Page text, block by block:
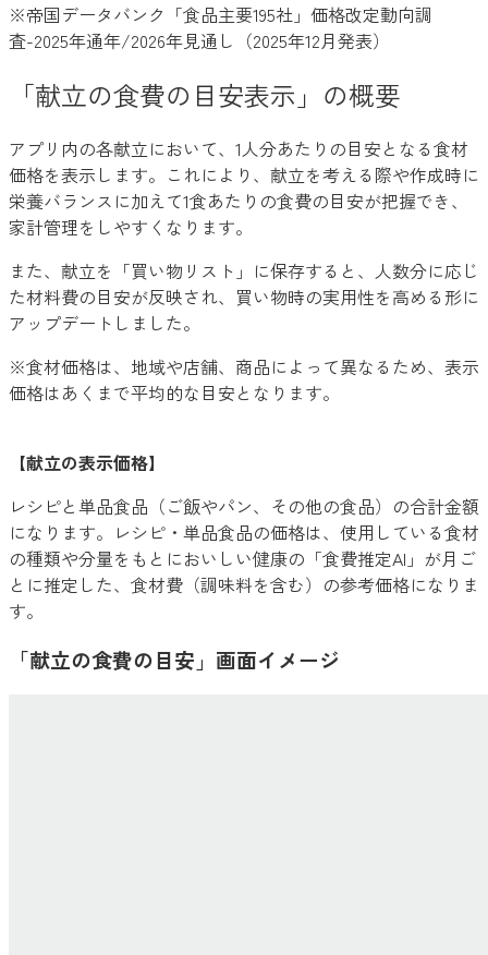
※帝国データバンク「食品主要195社」価格改定動向調
査-2025年通年/2026年見通し（2025年12月発表）
「献立の食費の目安表示」の概要
アプリ内の各献立において、1人分あたりの目安となる食材
価格を表示します。これにより、献立を考える際や作成時に
栄養バランスに加えて1食あたりの食費の目安が把握でき、
家計管理をしやすくなります。
また、献立を「買い物リスト」に保存すると、人数分に応じ
た材料費の目安が反映され、買い物時の実用性を高める形に
アップデートしました。
※食材価格は、地域や店舗、商品によって異なるため、表示
価格はあくまで平均的な目安となります。
【献立の表示価格】
レシピと単品食品（ご飯やパン、その他の食品）の合計金額
になります。レシピ・単品食品の価格は、使用している食材
の種類や分量をもとにおいしい健康の「食費推定AI」が月ご
とに推定した、食材費（調味料を含む）の参考価格になりま
す。
「献立の食費の目安」画面イメージ